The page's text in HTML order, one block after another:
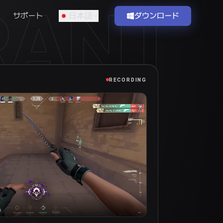
サポート 日本語 ダウンロード
RECORDING